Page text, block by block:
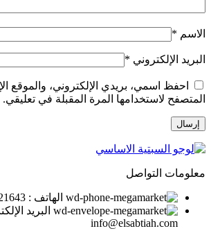
الاسم *
البريد الإلكتروني *
احفظ اسمي، بريدي الإلكتروني، والموقع
المتصفح لاستخدامها المرة المقبلة في تعليقي.
معلومات التواصل
الهاتف : 01110821643
البريد
info@elsabtiah.com